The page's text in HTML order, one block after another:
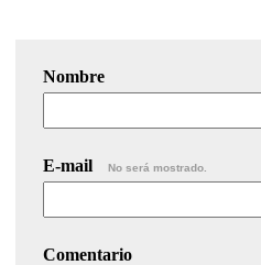
Nombre
E-mail No será mostrado.
Comentario